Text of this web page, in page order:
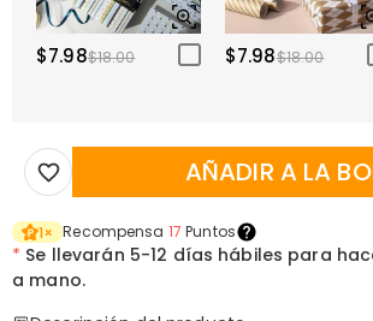
$7.98$18.00 $7.98$18.00
AÑADIR A LA
1× Recompensa 17 Puntos
* Se llevarán 5-12 días hábiles para
a mano.